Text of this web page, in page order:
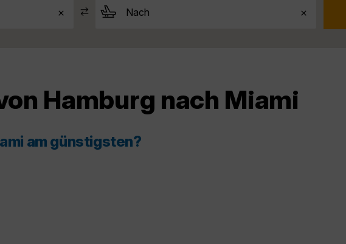
Hamburg nach Miami
am günstigsten?